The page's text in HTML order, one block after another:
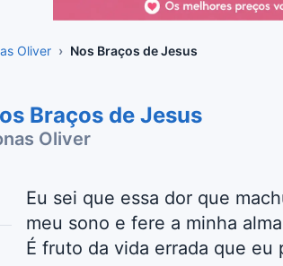
Oliver Nos Braços de Jesus
Braços de Jesus
Oliver
Eu sei que essa dor que
meu sono e fere a minha alma
É fruto da vida errada que eu